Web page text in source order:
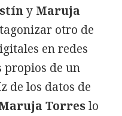
y Maruja
otro de
en redes
propios de un
de los datos de
Torreslo